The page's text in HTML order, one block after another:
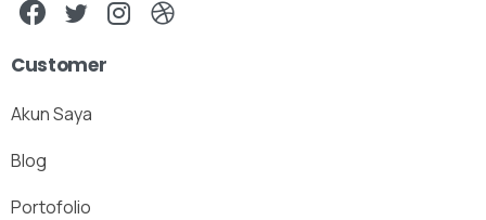
Customer
Akun Saya
Blog
Portofolio